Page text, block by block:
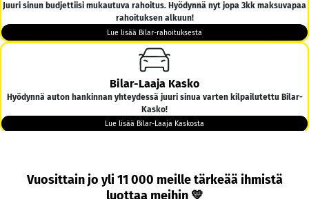
Juuri sinun budjettiisi mukautuva rahoitus. Hyödynnä nyt jopa 3kk maksuvapaa
rahoituksen alkuun!
Lue lisää Bilar-rahoituksesta
Bilar-Laaja Kasko
Hyödynnä auton hankinnan yhteydessä juuri sinua varten kilpailutettu Bilar-
Kasko!
Lue lisää Bilar-Laaja Kaskosta
Bilar-Kotiintoimitus
Tarjoamme ilmaisen kotiintoimituksen kaikkiin yli 6000€ hintaisiin autoihin
Vuosittain jo yli 11 000 meille tärkeää ihmistä
luottaa meihin 💛